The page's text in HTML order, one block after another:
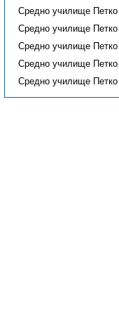
Средно училище
Средно училище
Средно училище
Средно училище
Средно училище